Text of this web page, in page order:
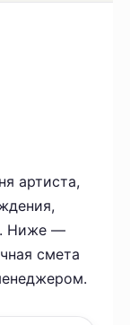
артиста,
Ниже —
смета